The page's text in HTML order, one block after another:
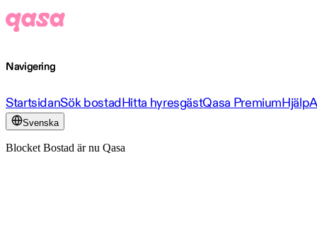
Navigering
StartsidanSök bostadHitta hyresgästQasa PremiumHjälp
Svenska
Blocket Bostad är nu Qasa